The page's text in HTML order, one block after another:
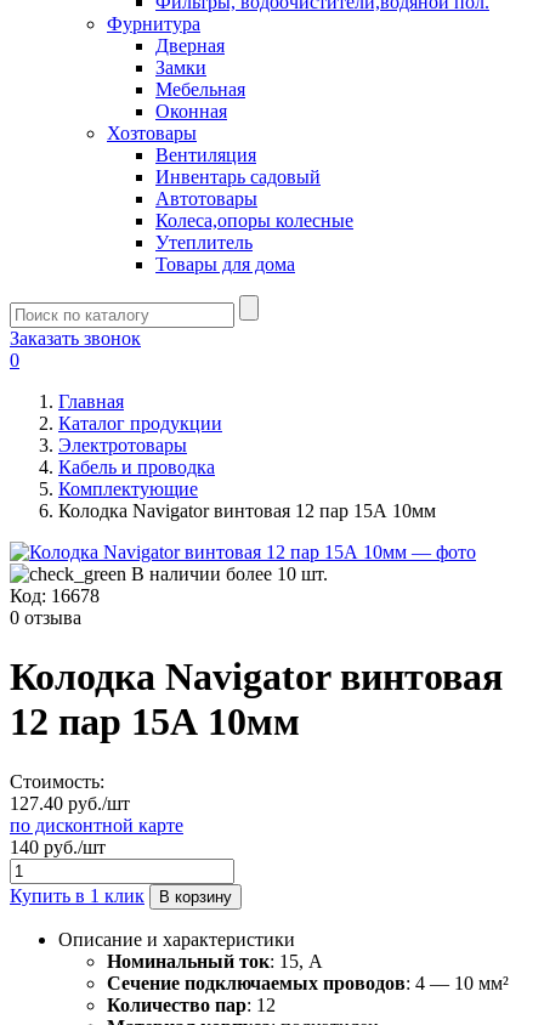
Фурнитура
Дверная
Замки
Мебельная
Оконная
Хозтовары
Вентиляция
Инвентарь садовый
Автотовары
Колеса,опоры колесные
Утеплитель
Товары для дома
Заказать звонок
0
Главная
Каталог продукции
Электротовары
Кабель и проводка
Комплектующие
Колодка Navigator винтовая 12 пар 15А 10мм
В наличии более 10 шт.
Код: 16678
0 отзыва
Колодка Navigator винтовая
12 пар 15А 10мм
Стоимость:
127.40 руб./шт
по дисконтной карте
140 руб./шт
Купить в 1 клик В корзину
Описание и характеристики
Номинальный ток: 15, А
Сечение подключаемых проводов: 4 — 10 мм²
Количество пар: 12